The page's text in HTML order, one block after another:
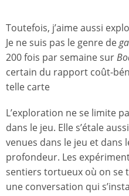
Toutefois, j’aime aussi
Je ne suis pas le genre de
200 fois par semaine sur
certain du rapport coût-
telle carte
L’exploration ne se limite
dans le jeu. Elle s’étale
venues dans le jeu et dans
profondeur. Les
sentiers tortueux où on se
une conversation qui